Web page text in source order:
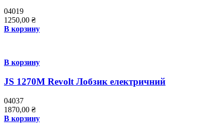
04019
1250,00 ₴
В корзину
В корзину
JS 1270M Revolt Лобзик електричний
04037
1870,00 ₴
В корзину